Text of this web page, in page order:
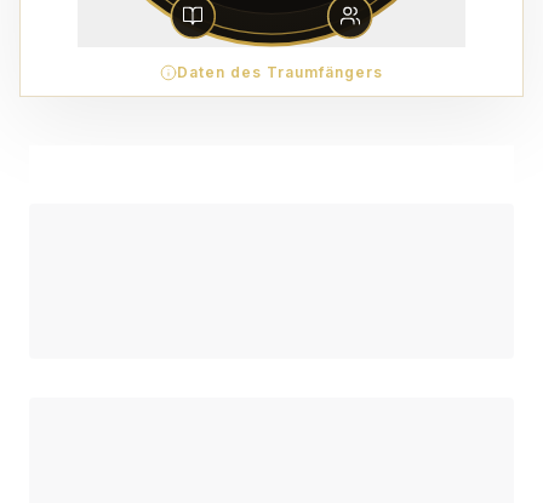
Daten des Traumfängers